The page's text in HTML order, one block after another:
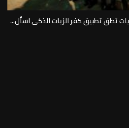
تطق تطبيق كفر الزيات الذكى اسأل...